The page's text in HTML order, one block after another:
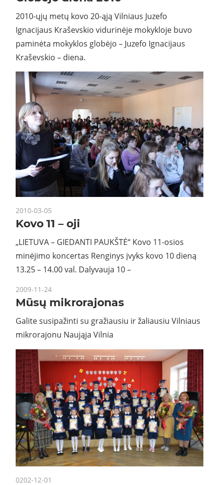
2010-ųjų metų kovo 20-ąją Vilniaus Juzefo
Ignacijaus Kraševskio vidurinėje mokykloje buvo
paminėta mokyklos globėjo – Juzefo Ignacijaus
Kraševskio – diena.
2010-03-05
Kovo 11 – oji
„LIETUVA – GIEDANTI PAUKŠTĖ“ Kovo 11-osios
minėjimo koncertas Renginys įvyks kovo 10 dieną
13.25 – 14.00 val. Dalyvauja 10 –
2009-11-24
Mūsų mikrorajonas
Galite susipažinti su gražiausiu ir žaliausiu Vilniaus
mikrorajonu Naująja Vilnia
0202-12-01